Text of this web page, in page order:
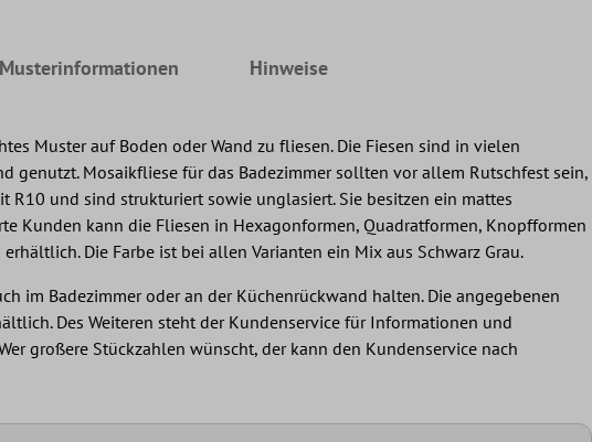
Hinweise
Muster auf Boden oder Wand zu fliesen. Die Fiesen sind in vielen
genutzt. Mosaikfliese für das Badezimmer sollten vor allem Rutschfest sein,
R10 und sind strukturiert sowie unglasiert. Sie besitzen ein mattes
Kunden kann die Fliesen in Hexagonformen, Quadratformen, Knopfformen
Die Farbe ist bei allen Varianten ein Mix aus Schwarz Grau.
im Badezimmer oder an der Küchenrückwand halten. Die angegebenen
Des Weiteren steht der Kundenservice für Informationen und
großere Stückzahlen wünscht, der kann den Kundenservice nach